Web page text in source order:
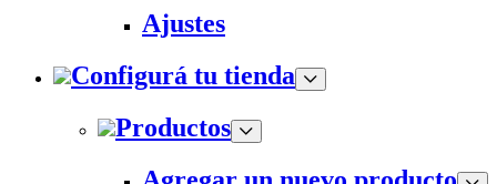
Ajustes
Configurá tu tienda
Productos